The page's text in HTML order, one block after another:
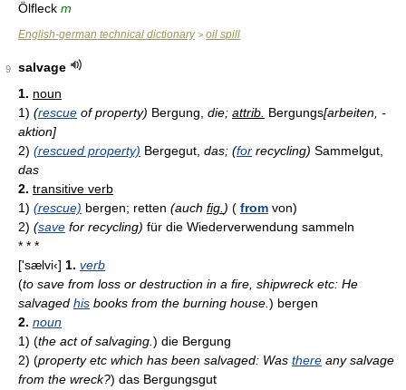
Ölfleck m
English-german technical dictionary> oil spill
9
salvage
1. noun
1) (rescue of property) Bergung, die; attrib. Bergungs[arbeiten, -
aktion]
2) (rescued property) Bergegut, das; (for recycling) Sammelgut,
das
2. transitive verb
1) (rescue) bergen; retten (auch fig. ) ( from von)
2) (save for recycling) für die Wiederverwendung sammeln
* * *
['sælvi‹] 1. verb
(to save from loss or destruction in a fire, shipwreck etc: He
salvaged his books from the burning house. ) bergen
2. noun
1) (the act of salvaging. ) die Bergung
2) (property etc which has been salvaged: Was there any salvage
from the wreck?) das Bergungsgut